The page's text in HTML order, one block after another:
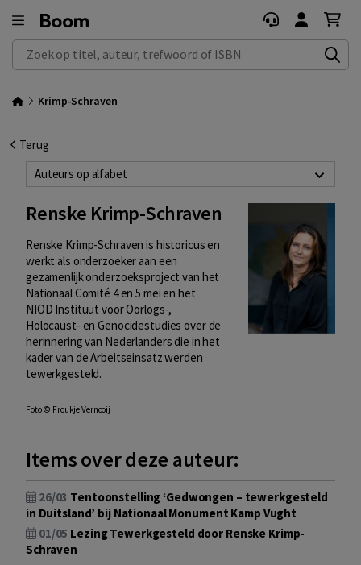
Zoek op titel, auteur, trefwoord of ISBN
Krimp-Schraven
Terug
Auteurs op alfabet
Renske Krimp-Schraven
Renske Krimp-Schraven is historicus en
werkt als onderzoeker aan een
gezamenlijk onderzoeksproject van het
Nationaal Comité 4 en 5 mei en het
NIOD Instituut voor Oorlogs-,
Holocaust- en Genocidestudies over de
herinnering van Nederlanders die in het
kader van de Arbeitseinsatz werden
tewerkgesteld.
Foto © Froukje Vernooij
Items over deze auteur:
26/03 Tentoonstelling ‘Gedwongen – tewerkgesteld
in Duitsland’ bij Nationaal Monument Kamp Vught
01/05 Lezing Tewerkgesteld door Renske Krimp-
Schraven